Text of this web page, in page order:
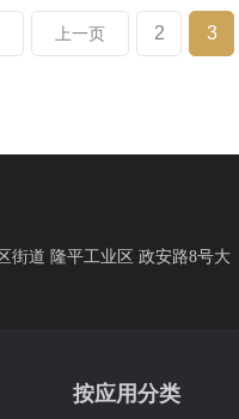
上一页 2 3
街道 隆平工业区 政安路8号大
按应用分类